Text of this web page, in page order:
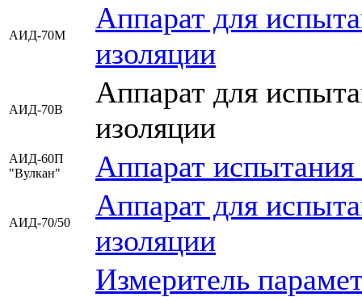
АИД-70М
Аппарат для
изоляции
АИД-70В
Аппарат для
изоляции
АИД-60П
"Вулкан"
Аппарат испытания
АИД-70/50
Аппарат для
изоляции
Измеритель